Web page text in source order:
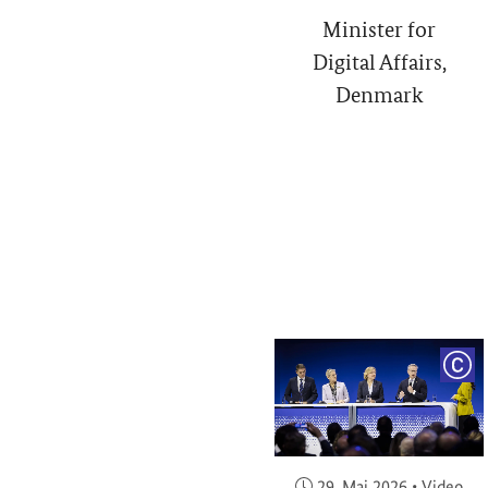
Minister for
Digital Affairs,
Denmark